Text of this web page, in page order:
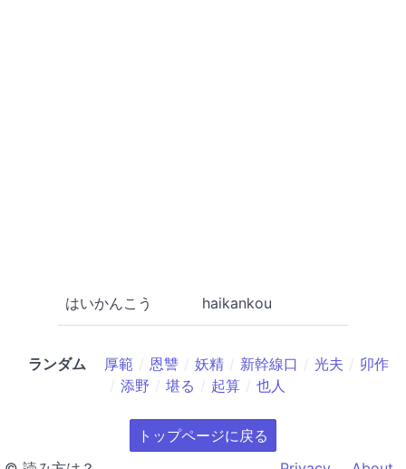
はいかんこう haikankou
ランダム 厚範 恩讐 妖精 新幹線口 光夫
卯作
添野
堪る 起算 也人
トップページに戻る